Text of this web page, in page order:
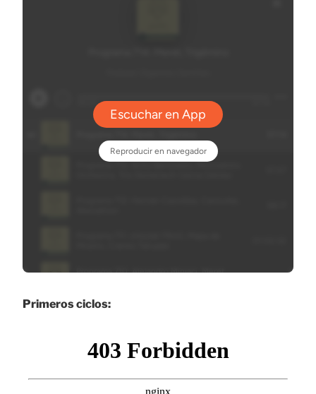
Primeros ciclos: